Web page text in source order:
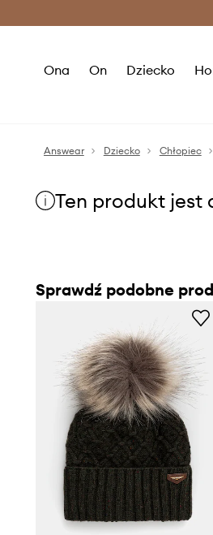
Ona On Dziecko
Answear Dziecko Chłopiec
Ten produkt jest
Sprawdź podobne